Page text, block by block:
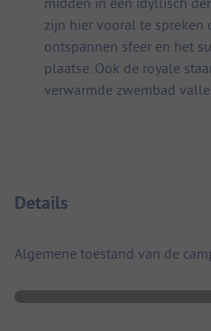
zijn hier vooral te spreken
ontspannen sfeer en het
plaatse. Ook de royale
verwarmde zwembad
Details
Algemene toestand van de